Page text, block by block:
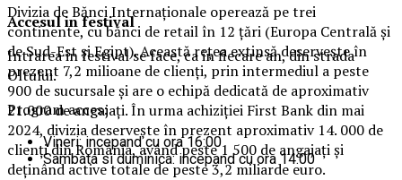
Divizia de Bănci Internaționale operează pe trei
continente, cu bănci de retail în 12 țări (Europa Centrală și
de Sud-Est și Egipt). Această rețea extinsă deservește în
prezent 7,2 milioane de clienți, prin intermediul a peste
900 de sucursale și are o echipă dedicată de aproximativ
21.000 de angajați. În urma achiziției First Bank din mai
2024, divizia deservește în prezent aproximativ 14. 000 de
clienți din România, având peste 1 500 de angajați și
deținând active totale de peste 3,2 miliarde euro.
Accesul in festival
Intrarea in festival se face, ca in fiecare an, din strada
Oltului.
Program acces:
Vineri: incepand cu ora 16:00
Sambata si duminica: incepand cu ora 14:00